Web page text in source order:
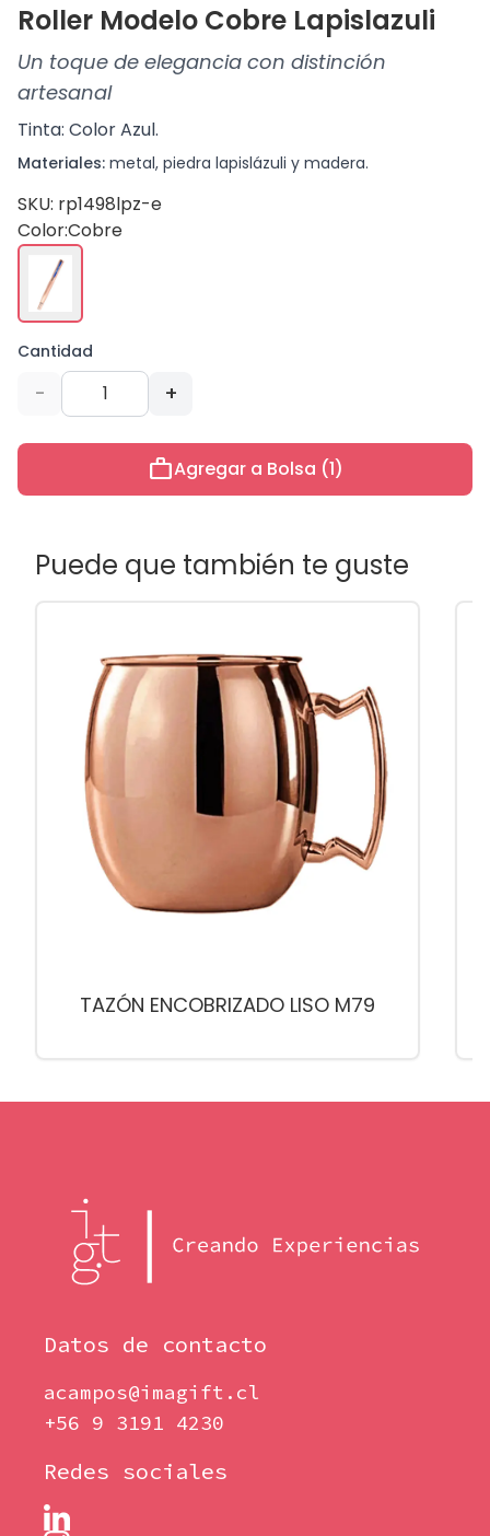
Roller Modelo Cobre Lapislazuli
Un toque de elegancia con distinción
artesanal
Tinta: Color Azul.
Materiales: metal, piedra lapislázuli y madera.
SKU: rp1498lpz-e
Color:Cobre
Cantidad
- +
workAgregar a Bolsa (1)
Puede que también te guste
TAZÓN ENCOBRIZADO LISO M79
Datos de contacto
acampos@imagift.cl
+56 9 3191 4230
Redes sociales